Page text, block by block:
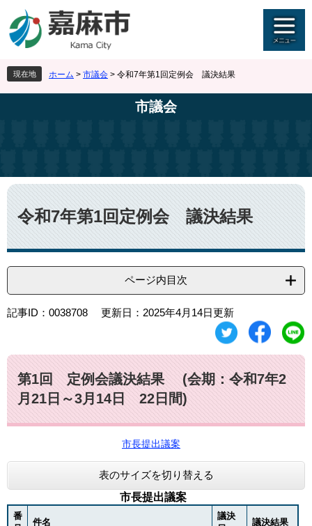
ジ
先
頭
で
ュ
を
飛
ば
現在地 ホーム > 市議会 > 令和7年第1回定例会 議決結果
市議会
本
文
令和7年第1回定例会 議決結果
ページ内目次
記事ID：0038708 更新日：2025年4月14日更新
第1回 定例会議決結果 (会期：令和7年2
月21日～3月14日 22日間)
市長提出議案
表のサイズを切り替える
市長提出議案
番
件名
議決
議決結果